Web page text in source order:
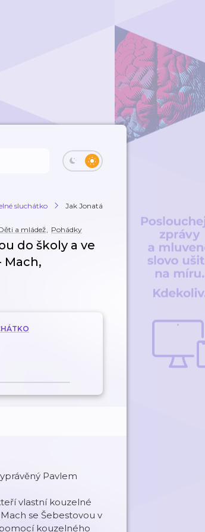
sluchátko Jak Jonatán přihlásil Macha se
a mládež, Pohádky
do školy a ve
Mach,
Pavlem
vlastní kouzelné
se Šebestovou v
kouzelného